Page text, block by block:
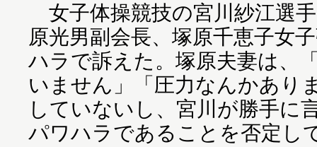
女子体操競技の宮川紗江選
原光男副会長、塚原千恵子女
ハラで訴えた。塚原夫妻は、
いません」「圧力なんかあり
していないし、宮川が勝手に
パワハラであることを否定し